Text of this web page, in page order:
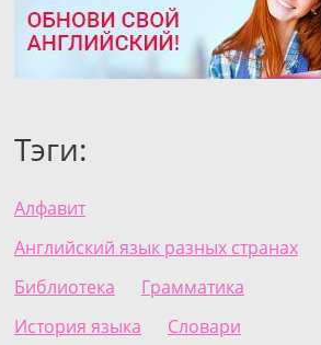
Тэги:
Алфавит
Английский язык разных странах
Библиотека
Грамматика
История языка
Словари